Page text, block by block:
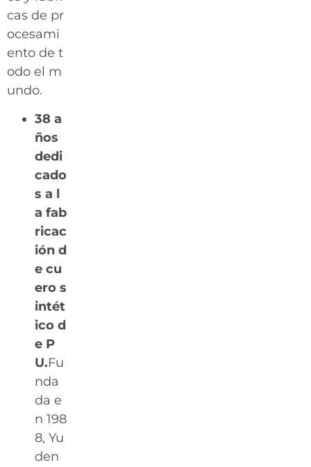
cas de pr
ocesami
ento de t
odo el m
undo.
38 a
ños
dedi
cado
s a l
a fab
ricac
ión d
e cu
ero s
intét
ico d
e P
U.Fu
nda
da e
n 198
8, Yu
den